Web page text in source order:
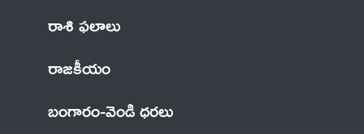
రాశి ఫలాలు
రాజకీయం
బంగారం-వెండి ధరలు